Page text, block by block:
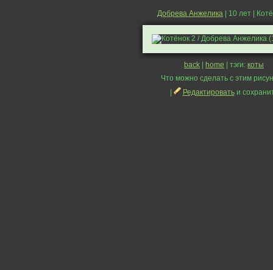
Добрева Анжелика | 10 лет |
back home | тэги: коты
Что можно сделать с этим
Редактироватьи